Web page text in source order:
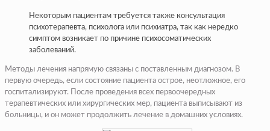
Некоторым пациентам требуется также консультация
психотерапевта, психолога или психиатра, так как нередко
симптом возникает по причине психосоматических
заболеваний.
Методы лечения напрямую связаны с поставленным диагнозом. В
первую очередь, если состояние пациента острое, неотложное, его
госпитализируют. После проведения всех первоочередных
терапевтических или хирургических мер, пациента выписывают из
больницы, и он может продолжить лечение в домашних условиях.